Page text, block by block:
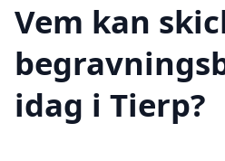
Vem kan
idag i Tierp?